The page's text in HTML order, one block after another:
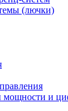
(лючки)
мощности и